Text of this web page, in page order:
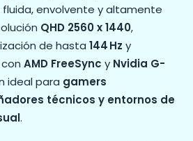
envolvente y altamente
QHD 2560 x 1440,
de hasta 144 Hz y
AMD FreeSync y Nvidia G-
ideal para gamers
técnicos y entornos de
.